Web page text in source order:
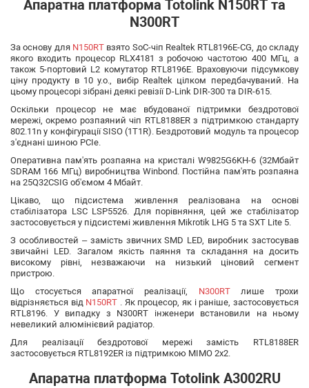
Апаратна платформа Totolink N150RT та
N300RT
За основу для N150RT взято SoC-чіп Realtek RTL8196E-CG, до складу
якого входить процесор RLX4181 з робочою частотою 400 МГц, а
також 5-портовий L2 комутатор RTL8196E. Враховуючи підсумкову
ціну продукту в 10 у.о., вибір Realtek цілком передбачуваний. На
цьому процесорі зібрані деякі ревізії D-Link DIR-300 та DIR-615.
Оскільки процесор не має вбудованої підтримки бездротової
мережі, окремо розпаяний чіп RTL8188ER з підтримкою стандарту
802.11n у конфігурації SISO (1T1R). Бездротовий модуль та процесор
з'єднані шиною PCIe.
Оперативна пам'ять розпаяна на кристалі W9825G6KH-6 (32Мбайт
SDRAM 166 МГц) виробництва Winbond. Постійна пам'ять розпаяна
на 25Q32CSIG об'ємом 4 Мбайт.
Цікаво, що підсистема живлення реалізована на основі
стабілізатора LSC LSP5526. Для порівняння, цей же стабілізатор
застосовується у підсистемі живлення Mikrotik LHG 5 та SXT Lite 5.
З особливостей – замість звичних SMD LED, виробник застосував
звичайні LED. Загалом якість паяння та складання на досить
високому рівні, незважаючи на низький ціновий сегмент
пристрою.
Що стосується апаратної реалізації, N300RTлише трохи
відрізняється від N150RT . Як процесор, як і раніше, застосовується
RTL8196. У випадку з N300RT інженери встановили на ньому
невеликий алюмінієвий радіатор.
Для реалізації бездротової мережі замість RTL8188ER
застосовується RTL8192ER із підтримкою MIMO 2x2.
Апаратна платформа Totolink A3002RU